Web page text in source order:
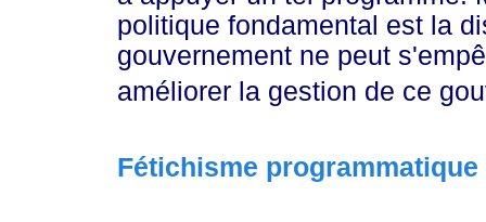
politique fondamental est la
gouvernement ne peut
améliorer la gestion de ce
Fétichisme programmatique